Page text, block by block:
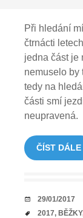
Při hledání
čtrnácti
jedna část je
nemuselo by
tedy na
části smí
neupravená.
ČÍST DÁLE
DATUM
29/01/2017
TAGY
2017, BĚŽKY